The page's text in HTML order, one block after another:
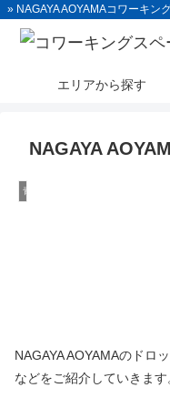
» NAGAYA AOYAMAコワーキン
エリアから探す
NAGAYA
青山
NAGAYA AOYAMAのドロ
などをご紹介していきます